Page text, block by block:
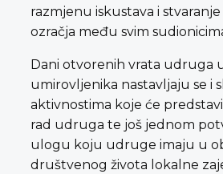
razmjenu iskustava i
ozračja među svim
Dani otvorenih vrata udruga
umirovljenika nastavljaju se i
aktivnostima koje će
rad udruga te još jednom
ulogu koju udruge imaju u
društvenog života lokalne